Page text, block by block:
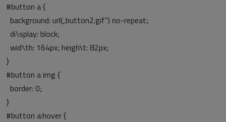
#button a {
background: url(„button2.gif“) no-repeat;
di\splay: block;
wid\th: 164px; heigh\t: 82px;
}
#button a img {
border: 0;
}
#button a:hover {